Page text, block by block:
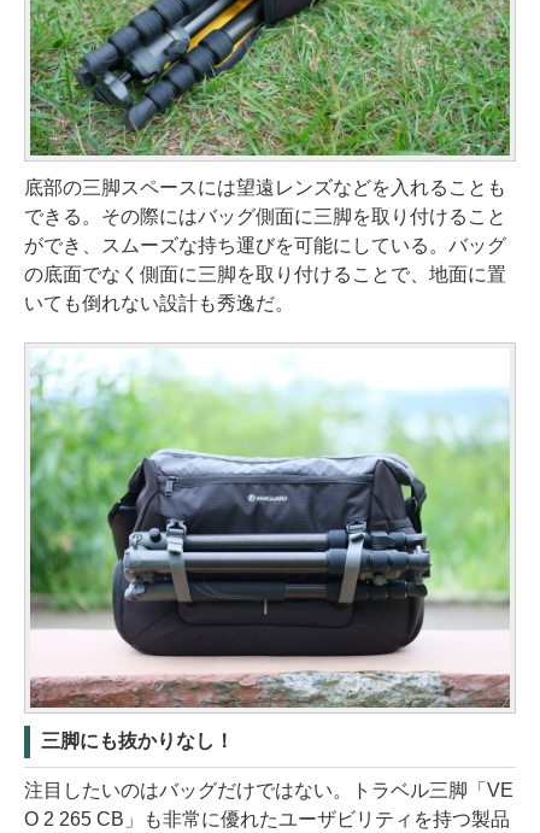
底部の三脚スペースには望遠レンズなどを入れることも
できる。その際にはバッグ側面に三脚を取り付けること
ができ、スムーズな持ち運びを可能にしている。バッグ
の底面でなく側面に三脚を取り付けることで、地面に置
いても倒れない設計も秀逸だ。
三脚にも抜かりなし！
注目したいのはバッグだけではない。トラベル三脚「VE
O 2 265 CB」も非常に優れたユーザビリティを持つ製品